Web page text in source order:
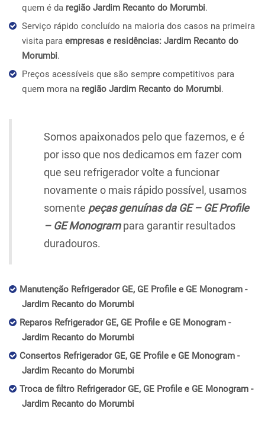
quem é da região Jardim Recanto do Morumbi.
Serviço rápido concluído na maioria dos casos na primeira
visita para empresas e residências: Jardim Recanto do
Morumbi.
Preços acessíveis que são sempre competitivos para
quem mora na região Jardim Recanto do Morumbi.
Somos apaixonados pelo que fazemos, e é
por isso que nos dedicamos em fazer com
que seu refrigerador volte a funcionar
novamente o mais rápido possível, usamos
somente peças genuínas da GE – GE Profile
– GE Monogrampara garantir resultados
duradouros.
Manutenção Refrigerador GE, GE Profile e GE Monogram -
Jardim Recanto do Morumbi
Reparos Refrigerador GE, GE Profile e GE Monogram -
Jardim Recanto do Morumbi
Consertos Refrigerador GE, GE Profile e GE Monogram -
Jardim Recanto do Morumbi
Troca de filtro Refrigerador GE, GE Profile e GE Monogram -
Jardim Recanto do Morumbi